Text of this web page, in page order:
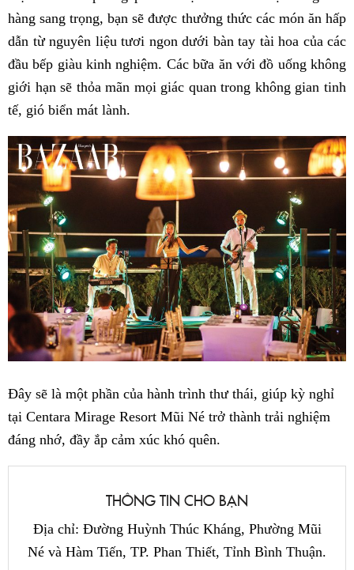
hàng sang trọng, bạn sẽ được thưởng thức các món ăn hấp
dẫn từ nguyên liệu tươi ngon dưới bàn tay tài hoa của các
đầu bếp giàu kinh nghiệm. Các bữa ăn với đồ uống không
giới hạn sẽ thỏa mãn mọi giác quan trong không gian tinh
tế, gió biển mát lành.
Đây sẽ là một phần của hành trình thư thái, giúp kỳ nghỉ
tại Centara Mirage Resort Mũi Né trở thành trải nghiệm
đáng nhớ, đầy ắp cảm xúc khó quên.
THÔNG TIN CHO BẠN
Địa chỉ: Đường Huỳnh Thúc Kháng, Phường Mũi
Né và Hàm Tiến, TP. Phan Thiết, Tỉnh Bình Thuận.